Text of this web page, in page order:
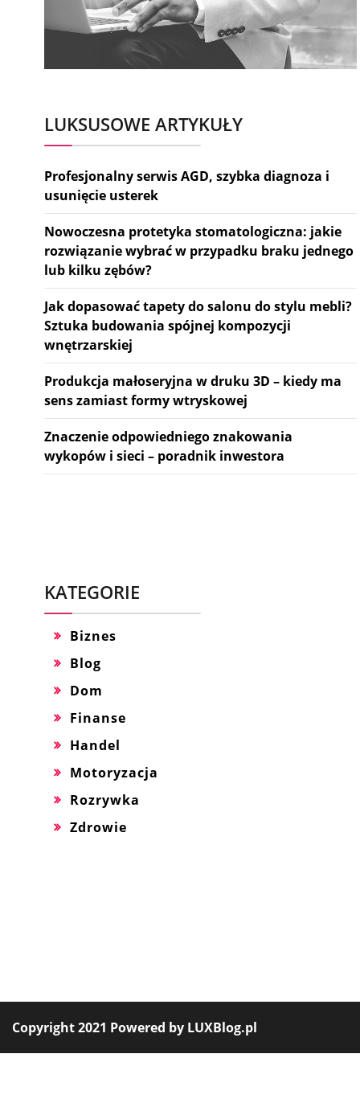
LUKSUSOWE ARTYKUŁY
Profesjonalny serwis AGD, szybka diagnoza i
usunięcie usterek
Nowoczesna protetyka stomatologiczna: jakie
rozwiązanie wybrać w przypadku braku jednego
lub kilku zębów?
Jak dopasować tapety do salonu do stylu mebli?
Sztuka budowania spójnej kompozycji
wnętrzarskiej
Produkcja małoseryjna w druku 3D – kiedy ma
sens zamiast formy wtryskowej
Znaczenie odpowiedniego znakowania
wykopów i sieci – poradnik inwestora
KATEGORIE
Biznes
Blog
Dom
Finanse
Handel
Motoryzacja
Rozrywka
Zdrowie
Copyright 2021 Powered by LUXBlog.pl